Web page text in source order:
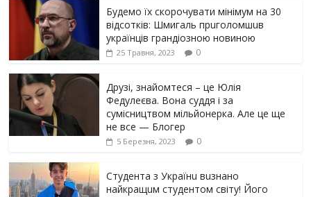
Будемо їх скорочувати мінімум на 30
відсотків: Шмигаль прuголомшuв
українців грaндіoзнoю новиною
25 Травня, 2023 0
Друзі, знайомтеся – це Юлія
Федулеєва. Вона суддя і за
сумісництвом мільйонерка. Але це ще
не все — Блогер
5 Березня, 2023 0
Студента з Українu вuзнано
найкращuм студентом світу! Його